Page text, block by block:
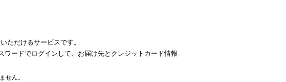
ただけるサービスです。
ードでログインして、お届け先とクレジットカード情報
せん。